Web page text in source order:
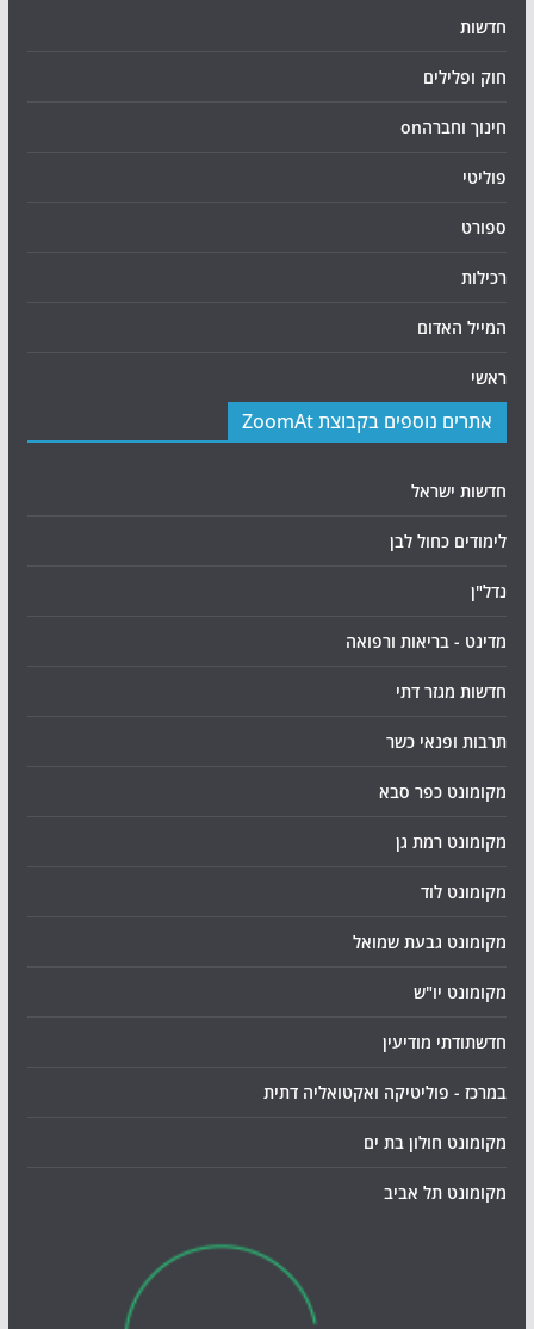
חדשות
חוק ופלילים
חינוך וחברהon
פוליטי
ספורט
רכילות
המייל האדום
ראשי
אתרים נוספים בקבוצת ZoomAt
חדשות ישראל
לימודים כחול לבן
נדל"ן
מדינט - בריאות ורפואה
חדשות מגזר דתי
תרבות ופנאי כשר
מקומונט כפר סבא
מקומונט רמת גן
מקומונט לוד
מקומונט גבעת שמואל
מקומונט יו"ש
חדשתודתי מודיעין
במרכז - פוליטיקה ואקטואליה דתית
מקומונט חולון בת ים
מקומונט תל אביב